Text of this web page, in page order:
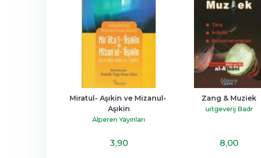
Miratul- Aşıkin ve Mizanul-
Aşıkin
Alperen Yayınları
3,90
Zang & Muziek
uitgeverij Badr
8,00